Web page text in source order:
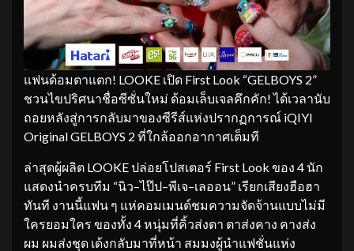
แฟนด้อมตาแตก! LOOKE เปิด First Look “GELBOYS 2”
ชวนไขปริศนาชื่อซีซั่นใหม่ ด้อมเล็บเจลคึกคัก! ได้เวลานับ
ถอยหลังสู่การกลับมาของซีรีส์แห่งปรากฏการณ์ iQIYI
Original GELBOYS 2 ที่ใกล้ออกอากาศเต็มที
ล่าสุดผู้ผลิต LOOKE ปล่อยโปสเตอร์ First Look ของ 4 นัก
แสดงนำครบทีม “นิว–ไป๊ป–พีเจ–เลออน” เรียกเสียงฮือฮา
ทันที งานนี้แฟน ๆ แห่คอมเมนต์ชมความจัดจ้านแบบไม่มี
ใครยอมใคร ของทั้ง 4 หนุ่มที่คิ้วส่งตา ตาส่งคาง คางส่ง
ผม ผมส่งชุด เด้งกลับมาที่หน้า สมมงผู้นำแฟชั่นแห่ง